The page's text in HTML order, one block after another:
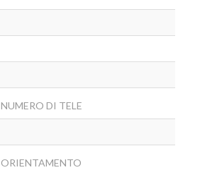
NUMERO DI TELE
ORIENTAMENTO